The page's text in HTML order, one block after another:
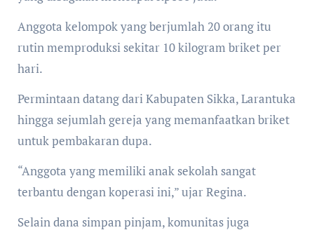
Anggota kelompok yang berjumlah 20 orang itu
rutin memproduksi sekitar 10 kilogram briket per
hari.
Permintaan datang dari Kabupaten Sikka, Larantuka
hingga sejumlah gereja yang memanfaatkan briket
untuk pembakaran dupa.
“Anggota yang memiliki anak sekolah sangat
terbantu dengan koperasi ini,” ujar Regina.
Selain dana simpan pinjam, komunitas juga